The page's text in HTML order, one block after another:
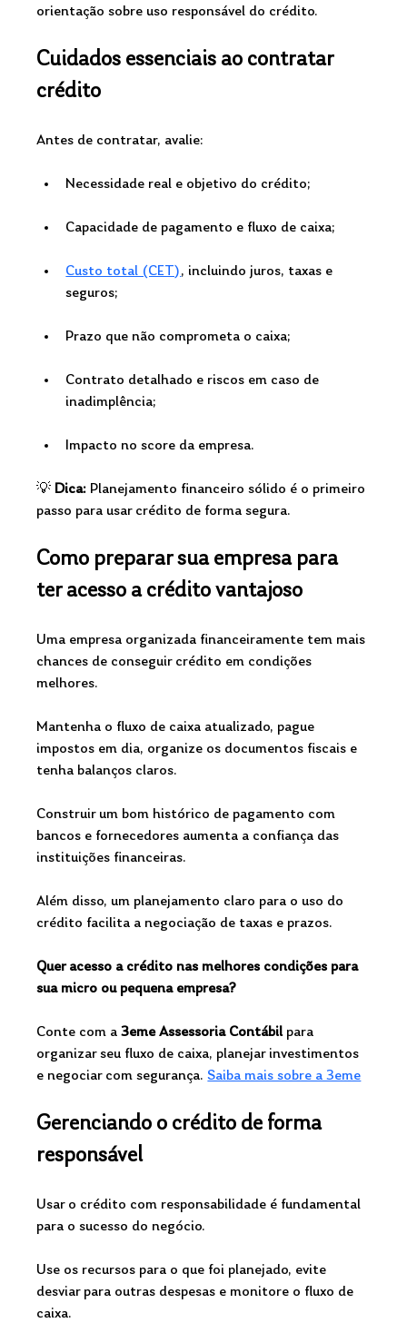
orientação sobre uso responsável do crédito.
Cuidados essenciais ao contratar
crédito
Antes de contratar, avalie:
Necessidade real e objetivo do crédito;
Capacidade de pagamento e fluxo de caixa;
Custo total (CET), incluindo juros, taxas e
seguros;
Prazo que não comprometa o caixa;
Contrato detalhado e riscos em caso de
inadimplência;
Impacto no score da empresa.
💡 Dica: Planejamento financeiro sólido é o primeiro
passo para usar crédito de forma segura.
Como preparar sua empresa para
ter acesso a crédito vantajoso
Uma empresa organizada financeiramente tem mais
chances de conseguir crédito em condições
melhores.
Mantenha o fluxo de caixa atualizado, pague
impostos em dia, organize os documentos fiscais e
tenha balanços claros.
Construir um bom histórico de pagamento com
bancos e fornecedores aumenta a confiança das
instituições financeiras.
Além disso, um planejamento claro para o uso do
crédito facilita a negociação de taxas e prazos.
Quer acesso a crédito nas melhores condições para
sua micro ou pequena empresa?
Conte com a 3eme Assessoria Contábil para
organizar seu fluxo de caixa, planejar investimentos
e negociar com segurança. Saiba mais sobre a 3eme
Gerenciando o crédito de forma
responsável
Usar o crédito com responsabilidade é fundamental
para o sucesso do negócio.
Use os recursos para o que foi planejado, evite
desviar para outras despesas e monitore o fluxo de
caixa.